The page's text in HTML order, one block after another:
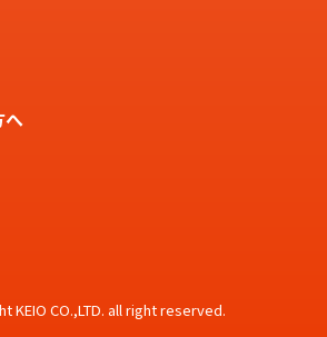
へ
KEIO CO.,LTD. all right reserved.